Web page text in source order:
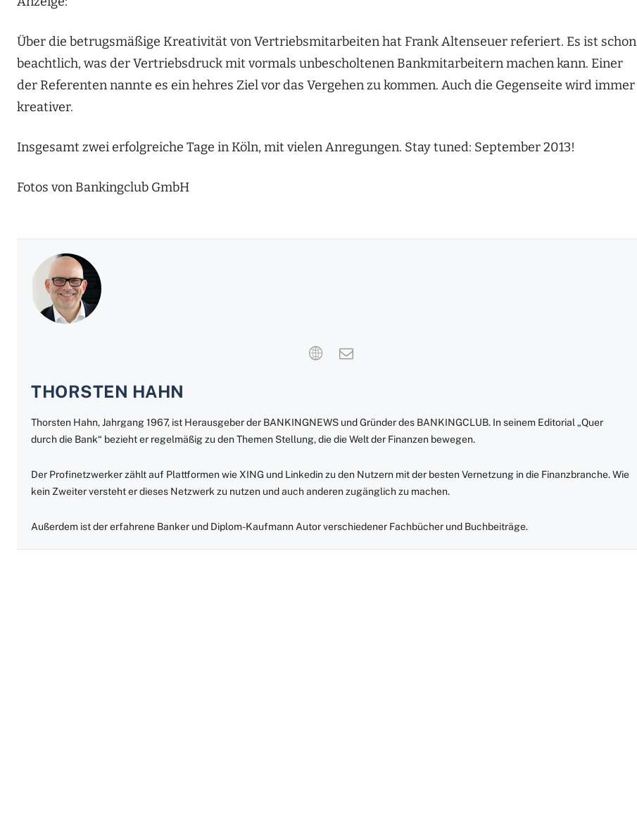
Über die betrugsmäßige Kreativität von Vertriebsmitarbeiten hat Frank Altenseuer referiert. Es ist schon
beachtlich, was der Vertriebsdruck mit vormals unbescholtenen Bankmitarbeitern machen kann. Einer
der Referenten nannte es ein hehres Ziel vor das Vergehen zu kommen. Auch die Gegenseite wird immer
kreativer.
Insgesamt zwei erfolgreiche Tage in Köln, mit vielen Anregungen. Stay tuned: September 2013!
Fotos von Bankingclub GmbH
THORSTEN HAHN
Thorsten Hahn, Jahrgang 1967, ist Herausgeber der BANKINGNEWS und Gründer des BANKINGCLUB. In seinem Editorial „Quer
durch die Bank“ bezieht er regelmäßig zu den Themen Stellung, die die Welt der Finanzen bewegen.
Der Profinetzwerker zählt auf Plattformen wie XING und Linkedin zu den Nutzern mit der besten Vernetzung in die Finanzbranche. Wie
kein Zweiter versteht er dieses Netzwerk zu nutzen und auch anderen zugänglich zu machen.
Außerdem ist der erfahrene Banker und Diplom-Kaufmann Autor verschiedener Fachbücher und Buchbeiträge.